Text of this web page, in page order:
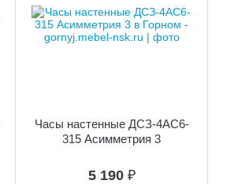
Часы настенные ДСЗ-4АС6-
315 Асимметрия 3
5 190 ₽